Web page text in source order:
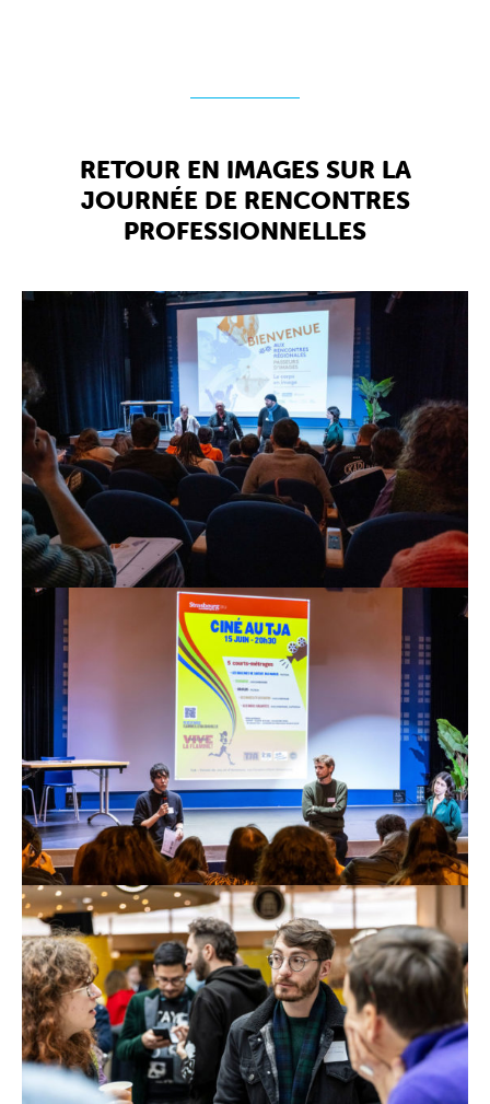
RETOUR EN IMAGES SUR LA
JOURNÉE DE RENCONTRES
PROFESSIONNELLES